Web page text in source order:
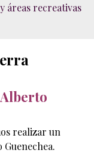
áreas recreativas
realizar un